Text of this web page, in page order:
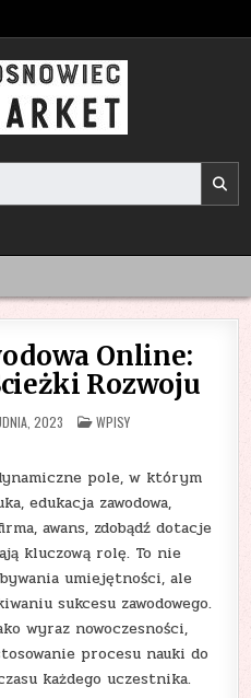
Online:
Rozwoju
2023 POSTED
IN
WPISY
pole, w którym
edukacja zawodowa,
awans, zdobądź dotacje
kluczową rolę. To nie
umiejętności, ale
sukcesu zawodowego.
wyraz nowoczesności,
procesu nauki do
każdego uczestnika.